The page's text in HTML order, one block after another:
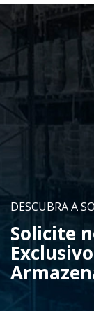
DESCUBRA A
Solicite